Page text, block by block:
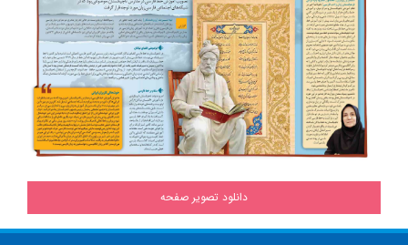
دانلود تصویر صفحه